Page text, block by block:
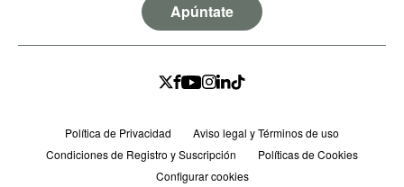
Apúntate
Política de Privacidad
Aviso legal y Términos de uso
Condiciones de Registro y Suscripción
Políticas de Cookies
Configurar cookies